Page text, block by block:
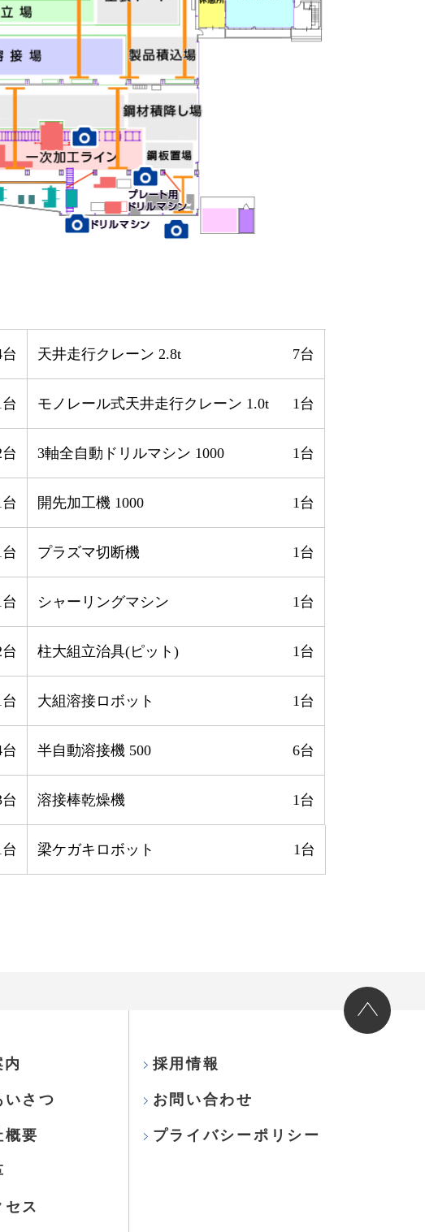
天井走行クレーン 2.8t 7台
台 モノレール式天井走行クレーン 1.0t 1台
台 3軸全自動ドリルマシン 1000 1台
台 開先加工機 1000 1台
台 プラズマ切断機 1台
台 シャーリングマシン 1台
台 柱大組立治具(ピット) 1台
台 大組溶接ロボット 1台
半自動溶接機 500 6台
溶接棒乾燥機 1台
台 梁ケガキロボット 1台
いさつ
概要
セス
採用情報
お問い合わせ
プライバシーポリシー